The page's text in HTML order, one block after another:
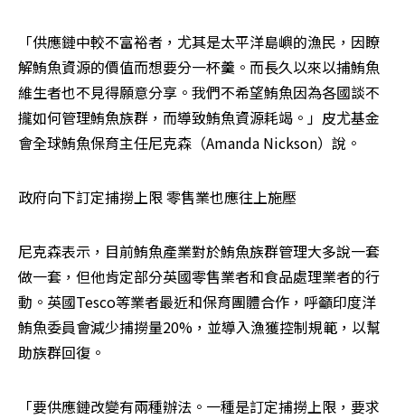
「供應鏈中較不富裕者，尤其是太平洋島嶼的漁民，因瞭
解鮪魚資源的價值而想要分一杯羹。而長久以來以捕鮪魚
維生者也不見得願意分享。我們不希望鮪魚因為各國談不
攏如何管理鮪魚族群，而導致鮪魚資源耗竭。」皮尤基金
會全球鮪魚保育主任尼克森（Amanda Nickson）說。
政府向下訂定捕撈上限 零售業也應往上施壓
尼克森表示，目前鮪魚產業對於鮪魚族群管理大多說一套
做一套，但他肯定部分英國零售業者和食品處理業者的行
動。英國Tesco等業者最近和保育團體合作，呼籲印度洋
鮪魚委員會減少捕撈量20%，並導入漁獲控制規範，以幫
助族群回復。
「要供應鏈改變有兩種辦法。一種是訂定捕撈上限，要求